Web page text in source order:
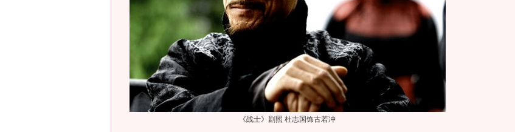
《战士》剧照 杜志国饰古若冲